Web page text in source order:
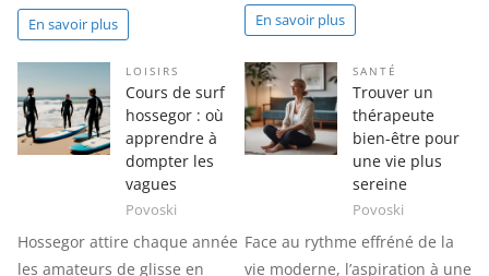
En savoir plus En savoir plus
LOISIRS
Cours de surf
hossegor : où
apprendre à
dompter les
vagues
Povoski
Hossegor attire chaque année
les amateurs de glisse en
SANTÉ
Trouver un
thérapeute
bien-être pour
une vie plus
sereine
Povoski
Face au rythme effréné de la
vie moderne, l’aspiration à une